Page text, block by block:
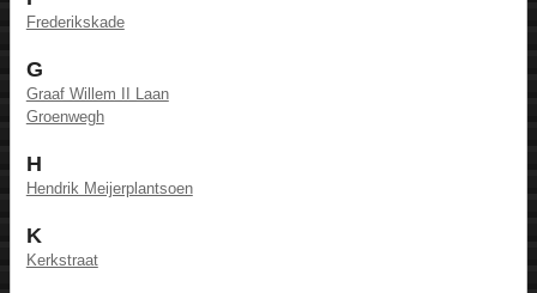
Frederikskade
G
Graaf Willem II Laan
Groenwegh
H
Hendrik Meijerplantsoen
K
Kerkstraat